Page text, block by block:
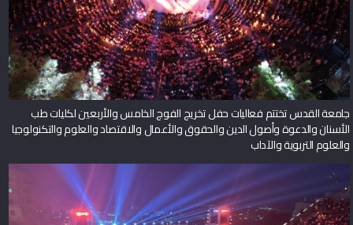
جامعة القدس تختتم فعاليات حفل تخريج الفوج الخامس والأربعين لكليات طب
الأسنان والدعوة وأصول الدين والحقوق والأعمال والاقتصاد والعلوم والتكنولوجيا
والعلوم التربوية والآداب